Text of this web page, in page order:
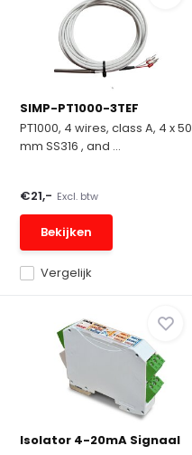
SIMP-PT1000-3TEF
PT1000, 4 wires, class A, 4 x 50
mm SS316 , and ...
Vergelijk
€21,- Excl. btw
Bekijken
Isolator 4-20mA Signaal